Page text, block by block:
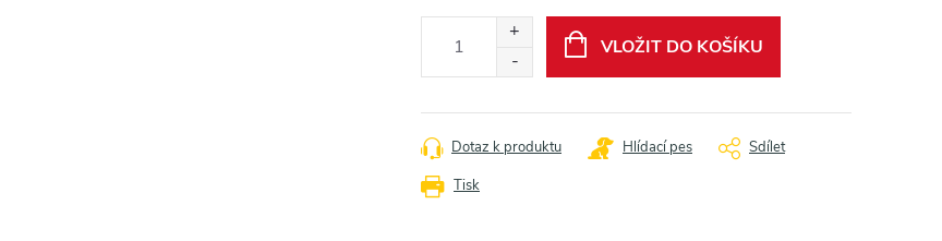
VLOŽIT DO KOŠÍKU
Tisk
Dotaz k produktu Hlídací pes Sdílet